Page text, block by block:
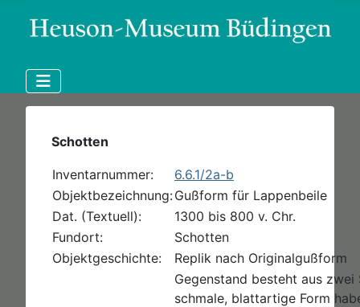
Schotten
Inventarnummer:
6.6.1/2a-b
Objektbezeichnung:Gußform für Lappenbeile
Dat. (Textuell):
1300 bis 800 v. Chr.
Fundort:
Schotten
Objektgeschichte:
Replik nach Originalgußform
Gegenstand besteht aus
schmale, blattartige Form